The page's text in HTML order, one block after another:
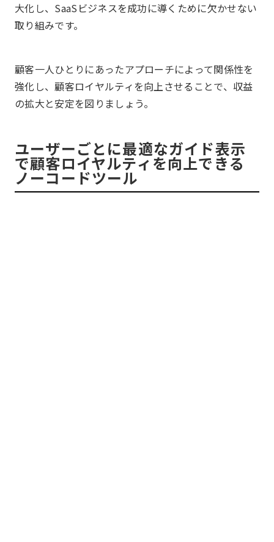
大化し、SaaSビジネスを成功に導くために欠かせない
取り組みです。
顧客一人ひとりにあったアプローチによって関係性を
強化し、顧客ロイヤルティを向上させることで、収益
の拡大と安定を図りましょう。
ユーザーごとに最適なガイド表示
で顧客ロイヤルティを向上できる
ノーコードツール